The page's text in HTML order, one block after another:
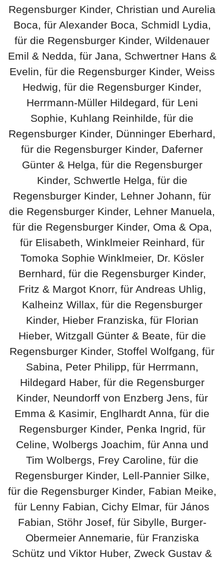
Regensburger Kinder, Christian und Aurelia
Boca, für Alexander Boca, Schmidl Lydia,
für die Regensburger Kinder, Wildenauer
Emil & Nedda, für Jana, Schwertner Hans &
Evelin, für die Regensburger Kinder, Weiss
Hedwig, für die Regensburger Kinder,
Herrmann-Müller Hildegard, für Leni
Sophie, Kuhlang Reinhilde, für die
Regensburger Kinder, Dünninger Eberhard,
für die Regensburger Kinder, Daferner
Günter & Helga, für die Regensburger
Kinder, Schwertle Helga, für die
Regensburger Kinder, Lehner Johann, für
die Regensburger Kinder, Lehner Manuela,
für die Regensburger Kinder, Oma & Opa,
für Elisabeth, Winklmeier Reinhard, für
Tomoka Sophie Winklmeier, Dr. Kösler
Bernhard, für die Regensburger Kinder,
Fritz & Margot Knorr, für Andreas Uhlig,
Kalheinz Willax, für die Regensburger
Kinder, Hieber Franziska, für Florian
Hieber, Witzgall Günter & Beate, für die
Regensburger Kinder, Stoffel Wolfgang, für
Sabina, Peter Philipp, für Herrmann,
Hildegard Haber, für die Regensburger
Kinder, Neundorff von Enzberg Jens, für
Emma & Kasimir, Englhardt Anna, für die
Regensburger Kinder, Penka Ingrid, für
Celine, Wolbergs Joachim, für Anna und
Tim Wolbergs, Frey Caroline, für die
Regensburger Kinder, Lell-Pannier Silke,
für die Regensburger Kinder, Fabian Meike,
für Lenny Fabian, Cichy Elmar, für János
Fabian, Stöhr Josef, für Sibylle, Burger-
Obermeier Annemarie, für Franziska
Schütz und Viktor Huber, Zweck Gustav &